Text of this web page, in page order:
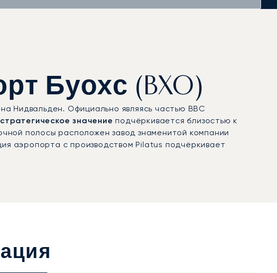
Буохс (BXO)
Нидвальден. Официально являясь частью ВВС
стратегическое значение подчёркивается близостью к
полосы расположен завод знаменитой компании
аэропорта с производством Pilatus подчёркивает